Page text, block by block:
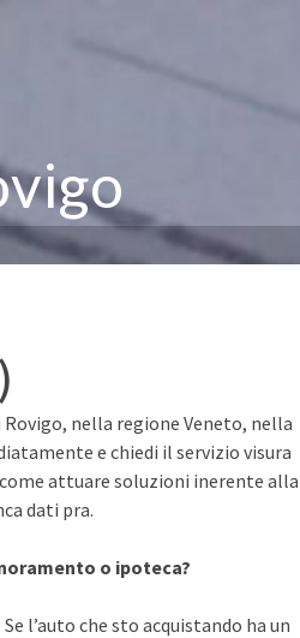
nella regione Veneto, nella
e chiedi il servizio visura
attuare soluzioni inerente alla
dati pra.
o ipoteca?
l’auto che sto acquistando ha un